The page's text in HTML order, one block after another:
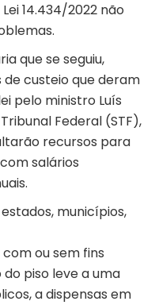
14.434/2022 não
que se seguiu,
custeio que deram
pelo ministro Luís
Federal (STF),
recursos para
salários
municípios,
ou sem fins
piso leve a uma
a dispensas em